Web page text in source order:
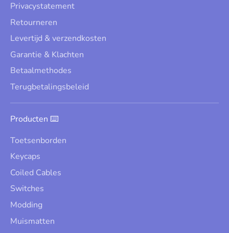
Privacystatement
Retourneren
Levertijd & verzendkosten
Garantie & Klachten
Betaalmethodes
Terugbetalingsbeleid
Producten ⌨️
Toetsenborden
Keycaps
Coiled Cables
Switches
Modding
Muismatten